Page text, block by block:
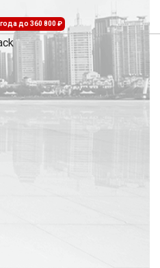
до 360 800 ₽